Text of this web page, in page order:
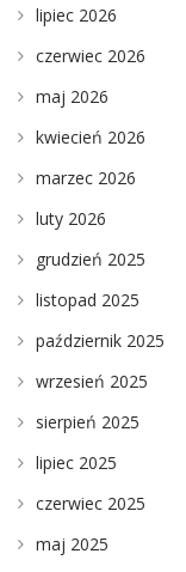
lipiec 2026
czerwiec 2026
maj 2026
kwiecień 2026
marzec 2026
luty 2026
grudzień 2025
listopad 2025
październik 2025
wrzesień 2025
sierpień 2025
lipiec 2025
czerwiec 2025
maj 2025